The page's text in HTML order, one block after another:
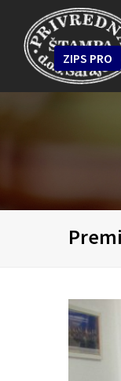
ZIPS PRO